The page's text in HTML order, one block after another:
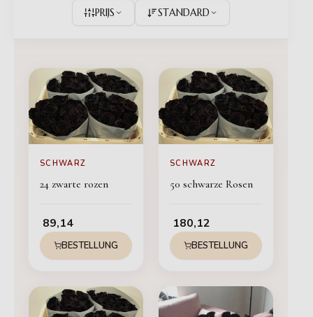
PRIJS STANDARD
SCHWARZ
24 zwarte rozen
89,14
BESTELLUNG
SCHWARZ
50 schwarze Rosen
180,12
BESTELLUNG